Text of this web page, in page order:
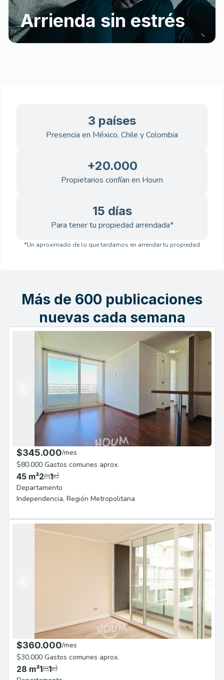
Arrienda sin estrés
3 países
Presencia en México, Chile y Colombia
+20.000
Propietarios confían en Houm
15 días
Para tener tu propiedad arrendada*
*Un aproximado de lo que tardamos en arrendar tu propiedad
Más de 600 publicaciones
nuevas cada semana
Anterior
Siguiente
$345.000/mes
$80.000 Gastos comunes aprox.
45 m²2 1
Departamento
Independencia, Región Metropolitana
$360.000/mes
$30.000 Gastos comunes aprox.
28 m²1 1